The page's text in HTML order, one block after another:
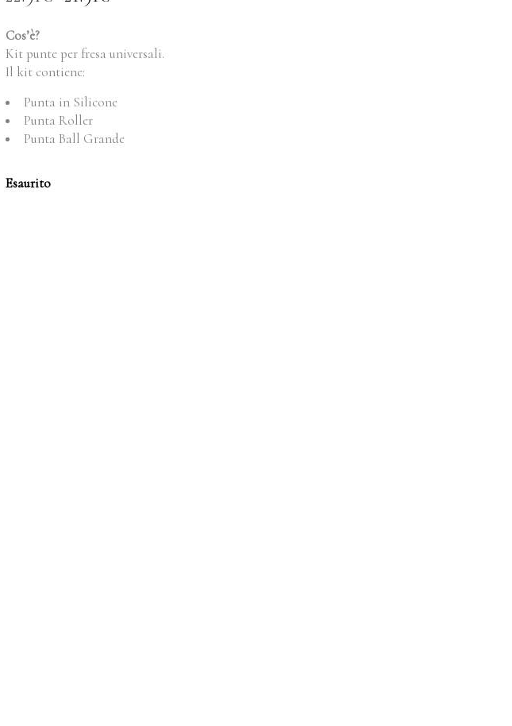
PREZZO
ERA:
22.91€.
È:
21.91€.
Cos’è?
Kit punte per fresa universali.
Il kit contiene:
Punta in Silicone
Punta Roller
Punta Ball Grande
Esaurito